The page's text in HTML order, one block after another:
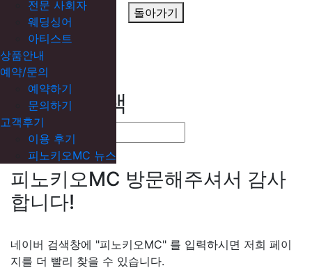
전문 사회자
웨딩싱어
아티스트
상품안내
예약/문의
예약하기
문의하기
고객후기
이용 후기
피노키오MC 뉴스
돌아가기
네이버 검색
피노키오MC 방문해주셔서 감사
합니다!
네이버 검색창에 "피노키오MC" 를 입력하시면 저희 페이
지를 더 빨리 찾을 수 있습니다.